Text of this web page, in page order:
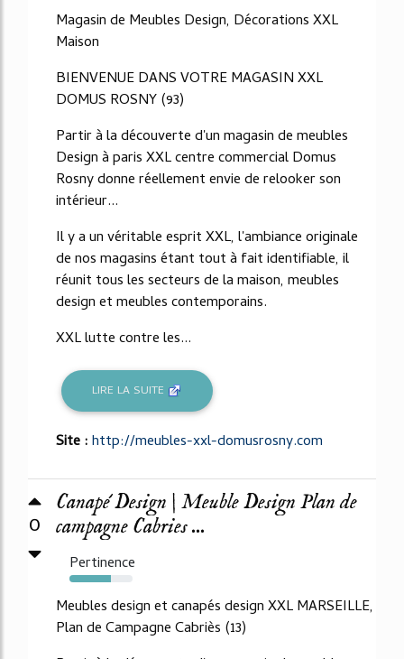
Magasin de Meubles Design, Décorations XXL
Maison
BIENVENUE DANS VOTRE MAGASIN XXL
DOMUS ROSNY (93)
Partir à la découverte d'un magasin de meubles
Design à paris XXL centre commercial Domus
Rosny donne réellement envie de relooker son
intérieur...
Il y a un véritable esprit XXL, l'ambiance originale
de nos magasins étant tout à fait identifiable, il
réunit tous les secteurs de la maison, meubles
design et meubles contemporains.
XXL lutte contre les...
LIRE LA SUITE
Site :http://meubles-xxl-domusrosny.com
0
Canapé Design | Meuble Design Plan de
campagne Cabries ...
Pertinence
66%
Meubles design et canapés design XXL MARSEILLE,
Plan de Campagne Cabriès (13)